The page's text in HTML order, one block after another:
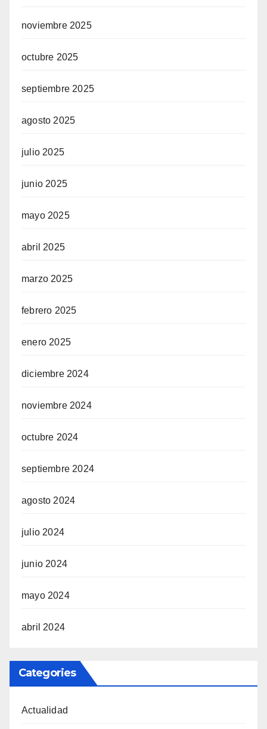
noviembre 2025
octubre 2025
septiembre 2025
agosto 2025
julio 2025
junio 2025
mayo 2025
abril 2025
marzo 2025
febrero 2025
enero 2025
diciembre 2024
noviembre 2024
octubre 2024
septiembre 2024
agosto 2024
julio 2024
junio 2024
mayo 2024
abril 2024
Categories
Actualidad